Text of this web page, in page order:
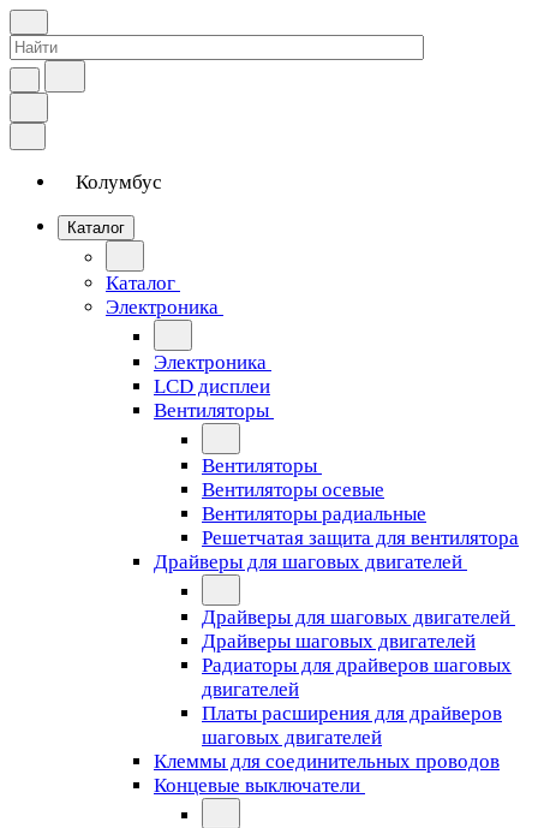
Колумбус
Каталог
Каталог
Электроника
Электроника
LCD дисплеи
Вентиляторы
Вентиляторы
Вентиляторы осевые
Вентиляторы радиальные
Решетчатая защита для вентилятора
Драйверы для шаговых двигателей
Драйверы для шаговых двигателей
Драйверы шаговых двигателей
Радиаторы для драйверов шаговых
двигателей
Платы расширения для драйверов
шаговых двигателей
Клеммы для соединительных проводов
Концевые выключатели